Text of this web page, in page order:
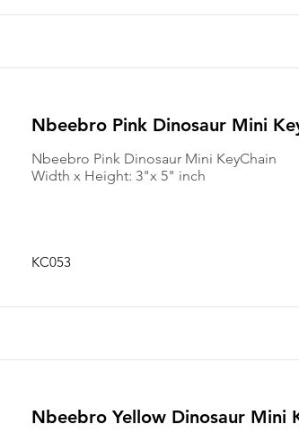
Nbeebro Pink Dinosaur Mini
Nbeebro Pink Dinosaur Mini KeyChain
Width x Height: 3"x 5" inch
KC053
Nbeebro Yellow Dinosaur Mini